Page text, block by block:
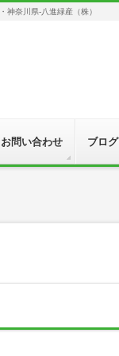
神奈川県-八進緑産（株）
お問い合わせ ブログ